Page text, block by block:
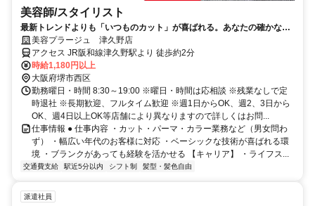
美容師/スタイリスト
最新トレンドよりも「いつものカット」が喜ばれる。あなたの確かな基
礎技術が活きる場所。
美容プラージュ 津久野店
アクセス JR阪和線津久野駅より 徒歩約2分
時給1,180円以上
大阪府堺市西区
勤務曜日・時間 8:30～19:00 ※曜日・時間は応相談 ※残業なしで定
時退社 ※長期歓迎、フルタイム歓迎 ※週1日からOK、週2、3日から
OK、週4日以上OK等店舗により異なりますので詳しくはお問...
仕事情報 ● 仕事内容 ・カット・パーマ・カラー業務など（男女問わ
ず） ・幅広い年代のお客様に対応 ・ベーシックな技術が喜ばれる環
境 ・ブランクがあっても経験を活かせる 【キャリア】 ・ライフス...
交通費支給 駅近5分以内 シフト制 髪型・髪色自由
派遣社員